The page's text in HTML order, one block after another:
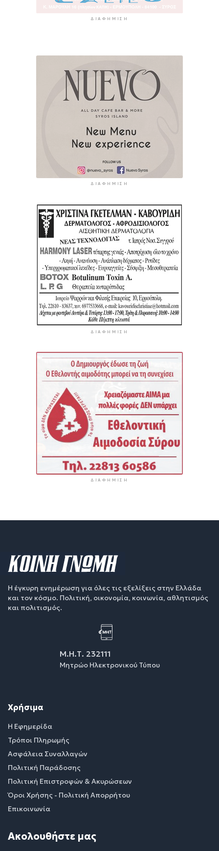
ΔΙΑΦΉΜΙΣΗ
ΔΙΑΦΉΜΙΣΗ
ΔΙΑΦΉΜΙΣΗ
ΔΙΑΦΉΜΙΣΗ
Η έγκυρη ενημέρωση για όλες τις εξελίξεις στην Ελλάδα
και τον κόσμο. Πολιτική, οικονομία, κοινωνία, αθλητισμός
και πολιτισμός.
Μ.Η.Τ. 232111
Μητρώο Ηλεκτρονικού Τύπου
Χρήσιμα
Η Εφημερίδα
Τρόποι Πληρωμής
Ασφάλεια Συναλλαγών
Πολιτική Παράδοσης
Πολιτική Επιστροφών & Ακυρώσεων
Όροι Χρήσης - Πολιτική Απορρήτου
Επικοινωνία
Ακολουθήστε μας